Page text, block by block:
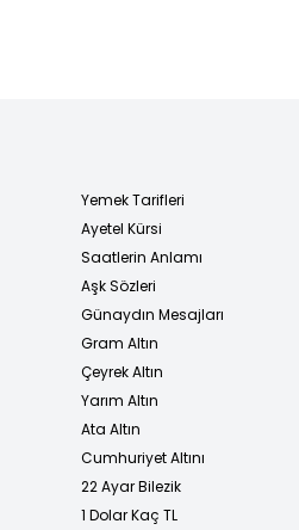
Yemek Tarifleri
Ayetel Kürsi
Saatlerin Anlamı
Aşk Sözleri
Günaydın Mesajları
Gram Altın
Çeyrek Altın
Yarım Altın
Ata Altın
Cumhuriyet Altını
22 Ayar Bilezik
1 Dolar Kaç TL